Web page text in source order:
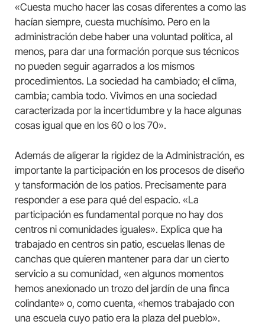
«Cuesta mucho hacer las cosas diferentes a como las
hacían siempre, cuesta muchísimo. Pero en la
administración debe haber una voluntad política, al
menos, para dar una formación porque sus técnicos
no pueden seguir agarrados a los mismos
procedimientos. La sociedad ha cambiado; el clima,
cambia; cambia todo. Vivimos en una sociedad
caracterizada por la incertidumbre y la hace algunas
cosas igual que en los 60 o los 70».
Además de aligerar la rigidez de la Administración, es
importante la participación en los procesos de diseño
y tansformación de los patios. Precisamente para
responder a ese para qué del espacio. «La
participación es fundamental porque no hay dos
centros ni comunidades iguales». Explica que ha
trabajado en centros sin patio, escuelas llenas de
canchas que quieren mantener para dar un cierto
servicio a su comunidad, «en algunos momentos
hemos anexionado un trozo del jardín de una finca
colindante» o, como cuenta, «hemos trabajado con
una escuela cuyo patio era la plaza del pueblo».